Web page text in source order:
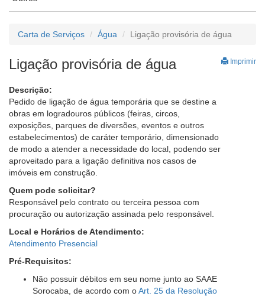
Carta de Serviços Água Ligação provisória de água
Imprimir
Ligação provisória de água
Descrição:
Pedido de ligação de água temporária que se destine a
obras em logradouros públicos (feiras, circos,
exposições, parques de diversões, eventos e outros
estabelecimentos) de caráter temporário, dimensionado
de modo a atender a necessidade do local, podendo ser
aproveitado para a ligação definitiva nos casos de
imóveis em construção.
Quem pode solicitar?
Responsável pelo contrato ou terceira pessoa com
procuração ou autorização assinada pelo responsável.
Local e Horários de Atendimento:
Atendimento Presencial
Pré-Requisitos:
Não possuir débitos em seu nome junto ao SAAE
Sorocaba, de acordo com oArt. 25 da Resolução